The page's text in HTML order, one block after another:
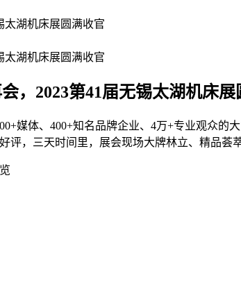
太湖机床展圆满收官
太湖机床展圆满收官
第41届无锡太湖机床展圆
媒体、400+知名品牌企业、4万+专业观众
评，三天时间里，展会现场大牌林立、精品荟